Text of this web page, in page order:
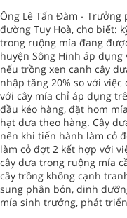
Ông Lê Tấn Đàm - Trưởng
đường Tuy Hoà, cho biết:
trong ruộng mía đang
huyện Sông Hinh áp
nếu trồng xen canh cây
nhập tăng 20% so với
với cây mía chỉ áp dụng
đầu kéo hàng, đặt hom
hạt dưa theo hàng. Cây
nên khi tiến hành làm cỏ
làm cỏ đợt 2 kết hợp với
cây dưa trong ruộng mía
cây trồng không cạnh
sung phân bón, dinh
mía sinh trưởng, phát